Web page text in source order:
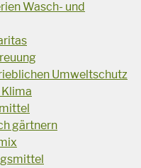
Wasch- und
Umweltschutz
Klima
gärtnern